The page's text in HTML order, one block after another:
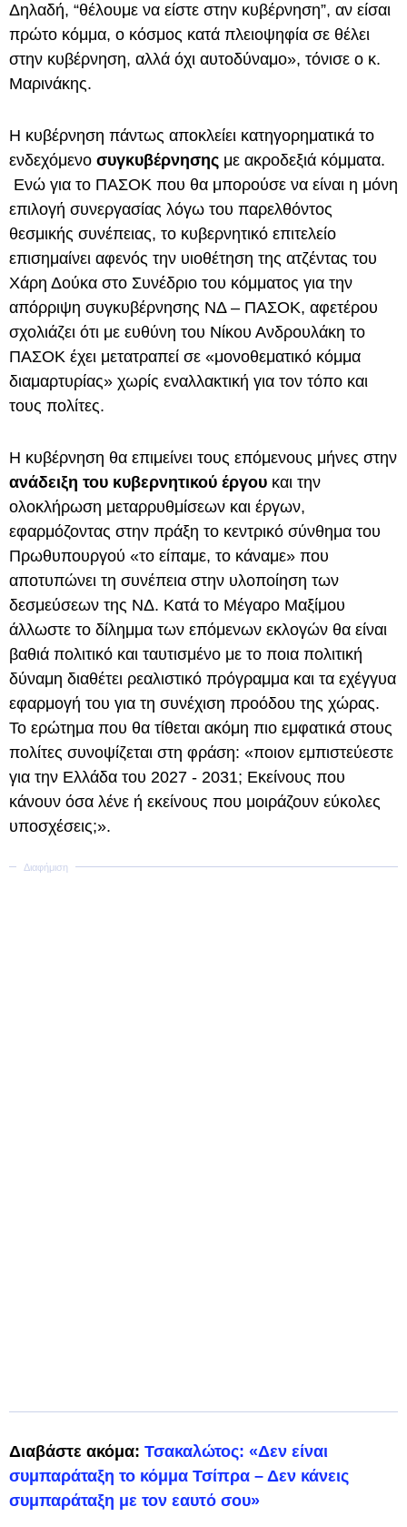
Δηλαδή, “θέλουμε να είστε στην κυβέρνηση”, αν είσαι
πρώτο κόμμα, ο κόσμος κατά πλειοψηφία σε θέλει
στην κυβέρνηση, αλλά όχι αυτοδύναμο», τόνισε ο κ.
Μαρινάκης.
Η κυβέρνηση πάντως αποκλείει κατηγορηματικά το
ενδεχόμενο συγκυβέρνησης με ακροδεξιά κόμματα.
Ενώ για το ΠΑΣΟΚ που θα μπορούσε να είναι η μόνη
επιλογή συνεργασίας λόγω του παρελθόντος
θεσμικής συνέπειας, το κυβερνητικό επιτελείο
επισημαίνει αφενός την υιοθέτηση της ατζέντας του
Χάρη Δούκα στο Συνέδριο του κόμματος για την
απόρριψη συγκυβέρνησης ΝΔ – ΠΑΣΟΚ, αφετέρου
σχολιάζει ότι με ευθύνη του Νίκου Ανδρουλάκη το
ΠΑΣΟΚ έχει μετατραπεί σε «μονοθεματικό κόμμα
διαμαρτυρίας» χωρίς εναλλακτική για τον τόπο και
τους πολίτες.
Η κυβέρνηση θα επιμείνει τους επόμενους μήνες στην
ανάδειξη του κυβερνητικού έργου και την
ολοκλήρωση μεταρρυθμίσεων και έργων,
εφαρμόζοντας στην πράξη το κεντρικό σύνθημα του
Πρωθυπουργού «το είπαμε, το κάναμε» που
αποτυπώνει τη συνέπεια στην υλοποίηση των
δεσμεύσεων της ΝΔ. Κατά το Μέγαρο Μαξίμου
άλλωστε το δίλημμα των επόμενων εκλογών θα είναι
βαθιά πολιτικό και ταυτισμένο με το ποια πολιτική
δύναμη διαθέτει ρεαλιστικό πρόγραμμα και τα εχέγγυα
εφαρμογή του για τη συνέχιση προόδου της χώρας.
Το ερώτημα που θα τίθεται ακόμη πιο εμφατικά στους
πολίτες συνοψίζεται στη φράση: «ποιον εμπιστεύεστε
για την Ελλάδα του 2027 - 2031; Εκείνους που
κάνουν όσα λένε ή εκείνους που μοιράζουν εύκολες
υποσχέσεις;».
Διαβάστε ακόμα: Τσακαλώτος: «Δεν είναι
συμπαράταξη το κόμμα Τσίπρα – Δεν κάνεις
συμπαράταξη με τον εαυτό σου»